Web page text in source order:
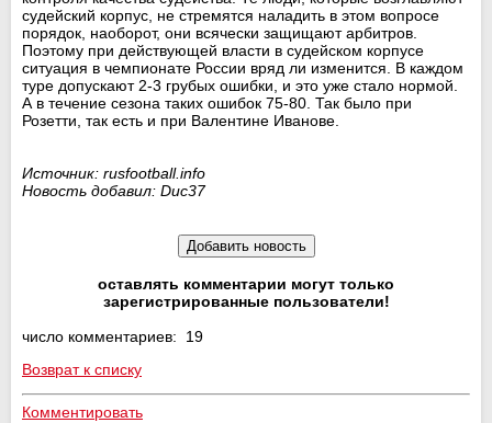
судейский корпус, не стремятся наладить в этом вопросе
порядок, наоборот, они всячески защищают арбитров.
Поэтому при действующей власти в судейском корпусе
ситуация в чемпионате России вряд ли изменится. В каждом
туре допускают 2-3 грубых ошибки, и это уже стало нормой.
А в течение сезона таких ошибок 75-80. Так было при
Розетти, так есть и при Валентине Иванове.
Источник: rusfootball.info
Новость добавил: Duc37
оставлять комментарии могут только
зарегистрированные пользователи!
число комментариев: 19
Возврат к списку
Комментировать